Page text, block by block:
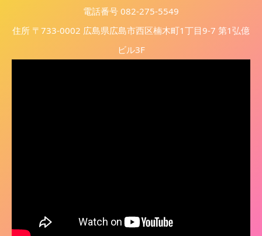
電話番号 082-275-5549
住所 〒733-0002 広島県広島市西区楠木町1丁目9-7 第1弘億
ビル3F